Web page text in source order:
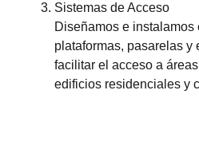
Sistemas de Acceso
Diseñamos e instalamos
plataformas, pasarelas y
facilitar el acceso a
edificios residenciales y